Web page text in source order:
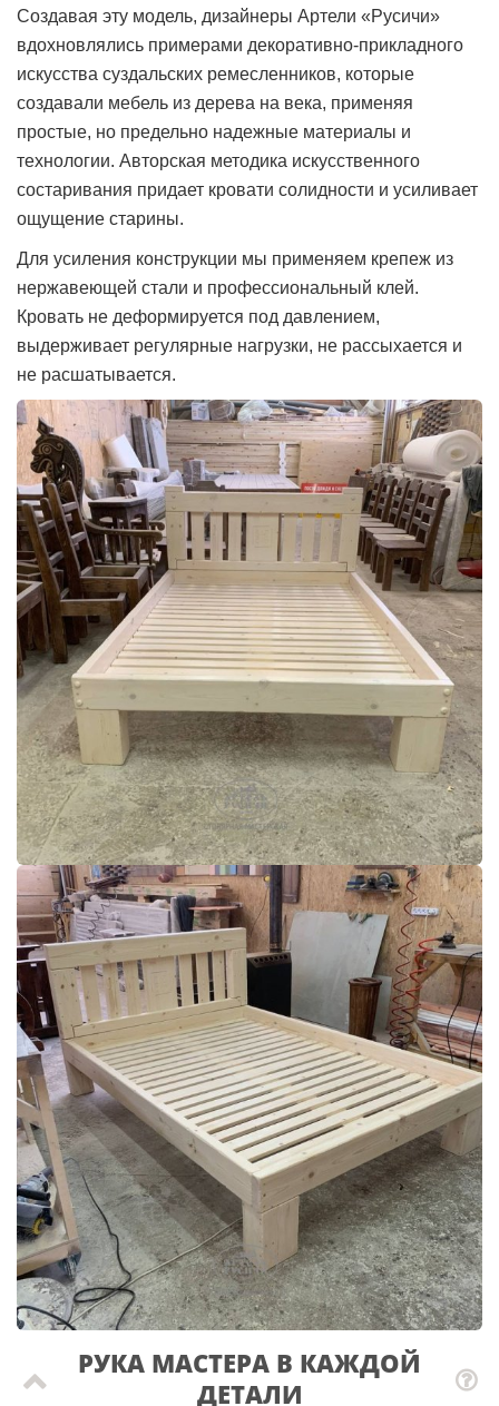
Создавая эту модель, дизайнеры Артели «Русичи»
вдохновлялись примерами декоративно-прикладного
искусства суздальских ремесленников, которые
создавали мебель из дерева на века, применяя
простые, но предельно надежные материалы и
технологии. Авторская методика искусственного
состаривания придает кровати солидности и усиливает
ощущение старины.
Для усиления конструкции мы применяем крепеж из
нержавеющей стали и профессиональный клей.
Кровать не деформируется под давлением,
выдерживает регулярные нагрузки, не рассыхается и
не расшатывается.
РУКА МАСТЕРА В КАЖДОЙ
ДЕТАЛИ